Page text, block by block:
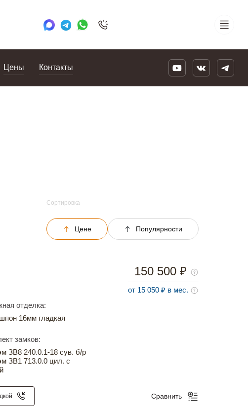
Цены Контакты
Сортировка
Цене Популярности
отделка:
16мм гладкая
замков:
ЗВ8 240.0.1-18 сув. б/р
ЗВ1 713.0.0 цил. с
150 500 ₽
от 15 050 ₽ в мес.
Сравнить